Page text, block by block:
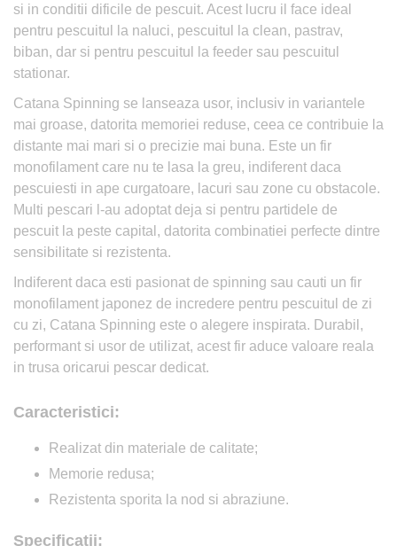
si in conditii dificile de pescuit. Acest lucru il face ideal
pentru pescuitul la naluci, pescuitul la clean, pastrav,
biban, dar si pentru pescuitul la feeder sau pescuitul
stationar.
Catana Spinning se lanseaza usor, inclusiv in variantele
mai groase, datorita memoriei reduse, ceea ce contribuie la
distante mai mari si o precizie mai buna. Este un fir
monofilament care nu te lasa la greu, indiferent daca
pescuiesti in ape curgatoare, lacuri sau zone cu obstacole.
Multi pescari l-au adoptat deja si pentru partidele de
pescuit la peste capital, datorita combinatiei perfecte dintre
sensibilitate si rezistenta.
Indiferent daca esti pasionat de spinning sau cauti un fir
monofilament japonez de incredere pentru pescuitul de zi
cu zi, Catana Spinning este o alegere inspirata. Durabil,
performant si usor de utilizat, acest fir aduce valoare reala
in trusa oricarui pescar dedicat.
Caracteristici:
Realizat din materiale de calitate;
Memorie redusa;
Rezistenta sporita la nod si abraziune.
Specificatii: